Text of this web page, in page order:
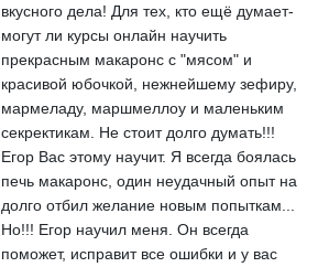
вкусного дела! Для тех, кто ещё думает-
могут ли курсы онлайн научить
прекрасным макаронс с "мясом" и
красивой юбочкой, нежнейшему зефиру,
мармеладу, маршмеллоу и маленьким
секректикам. Не стоит долго думать!!!
Егор Вас этому научит. Я всегда боялась
печь макаронс, один неудачный опыт на
долго отбил желание новым попыткам...
Но!!! Егор научил меня. Он всегда
поможет, исправит все ошибки и у вас